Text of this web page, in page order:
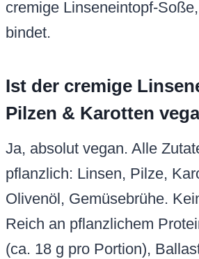
cremige Linseneintopf-
bindet.
Ist der cremige
Pilzen & Karotten
Ja, absolut vegan. Alle
pflanzlich: Linsen, Pilze,
Olivenöl, Gemüsebrühe.
Reich an pflanzlichem
(ca. 18 g pro Portion),